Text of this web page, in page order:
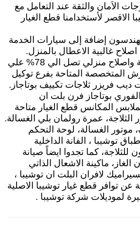
الاَمان والثقة عند التعامل مع
الاقصر لأستخدامنا قطع الغيار
إضافة إلى سيارات الخدمة
غالبية الاعطال بالمنزل.
لدينا اعلي نسبة صيانة واصلاح منزلي تصل الي 78% علي
المتخصصة المتاحة بفرع توكيل
ديب فريزر ثلاجات تكييف بوتاجاز.
بوتاجاز فرن بلت ان
المكانس قطع الغيار متاحة
الثلاجة، عمرة رولمان بلي الغسالة.
موتور الغسالة، لوحة التحكم
توشيبا ، الفانة الداخلية
كما تجدوا ايضاً صيانة
ماكينة الاشعال الذاتي
لافران البلت ان توشيبا ،
توافر قطع غيار توشيبا الاصلية
لموديلات شركة توشيبا .